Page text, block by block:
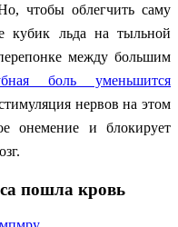
чтобы облегчить саму
кубик льда на тыльной
между большим
боль уменьшится
нервов на этом
онемение и блокирует
пошла кровь